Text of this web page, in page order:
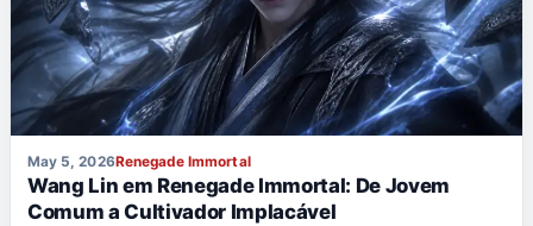
May 5, 2026Renegade Immortal
Wang Lin em Renegade Immortal: De Jovem
Comum a Cultivador Implacável